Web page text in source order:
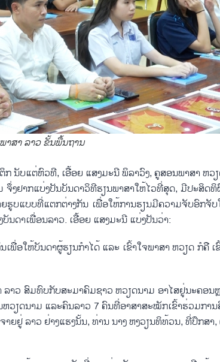
າ​ສາ ລາວ ຂັ້ນ​ພື້ນ​ຖານ
ນັບ​ແຕ່​ຫົວ​ທີ, ເອື້ອຍ ແສງ​ມະ​ນີ ພິ​ລາ​ວົງ, ຄູ​ສອນ​ພາ​ສາ ຫວ
ຈຶ່ງຢາກ​​ແບ່ງ​ປັນ​ບັນ​ດາ​ວິ​ທີ​ຮຽນ​ພາ​ສາ​ໃຫ້​ໄວ​ທີ່​ສຸດ, ມີ​ປະ​ສິດ​
ບ​ແບບ​ທີ່​ແຕກ​ຕ່າງ​ກັນ ເພື່ອ​ໃຫ້​ການ​ຮຽນ​ມີ​ຄວາມ​ຈັບ​ອົກ​ຈັບ​
ດາ​ເພື່ອນ​ລາວ. ເອື້ອຍ ແສງ​ມະ​ນີ ແບ່ງ​ປັນ​ວ່າ:
ອ​ໃຫ້​ບັນ​ດາຜູ້ຮຽນ​ກຳໄດ້​ ແລະ ເຂົ້າ​ໃຈ​​ພາ​ສາ ຫວຽດ ກໍ​ຄື ເ
າວ ສົມ​ທົບ​ກັບ​ສະ​ມາ​ຄົມ​ຊາວ ຫວຽດ​ນາມ ອາ​ໄສ​ຢູ່​ນະ​ຄອນ
ວຽດ​ນາມ ແລະ​ຄົນ​ລາວ 7 ຄົນ​ທີ່​ອາ​ສາ​ສະ​ໝັກ​ເຂົ້າ​ຮ່ວມ​ກາ
ຍ​ຢູ່ ​ລາວ ຢ່າງ​ແຮງ​ນັ້ນ, ທ່ານ ນາງ ຫງວຽນ​ທິ​ທ້ວນ, ທີ່​ປຶກ​ສາ